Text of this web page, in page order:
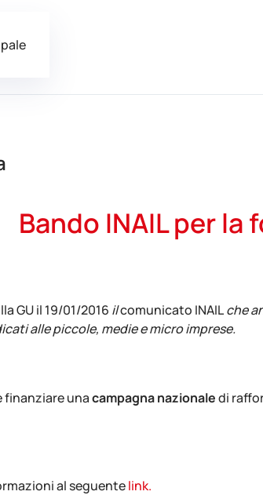
Bando INAIL per
GU il 19/01/2016 ilcomunicato INAILche
alle piccole, medie e micro imprese.
finanziare unacampagna nazionaledi
al seguentelink.